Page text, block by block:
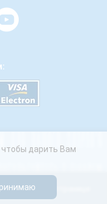
на странице
дарить Вам